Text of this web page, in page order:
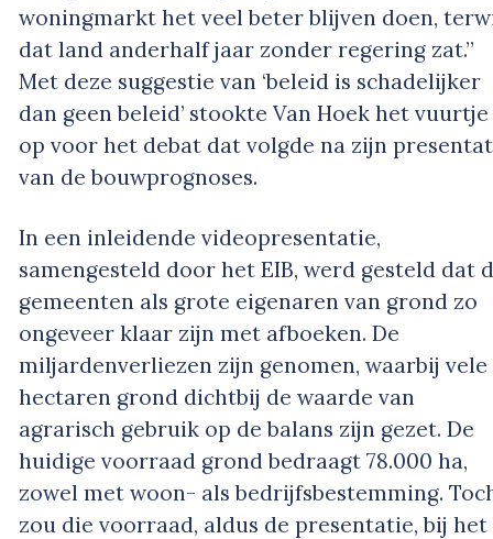
woningmarkt het veel beter blijven doen,
dat land anderhalf jaar zonder regering zat.”
Met deze suggestie van ‘beleid is schadelijker
dan geen beleid’ stookte Van Hoek het vuurtje
op voor het debat dat volgde na zijn
van de bouwprognoses.
In een inleidende videopresentatie,
samengesteld door het EIB, werd gesteld dat
gemeenten als grote eigenaren van grond zo
ongeveer klaar zijn met afboeken. De
miljardenverliezen zijn genomen, waarbij vele
hectaren grond dichtbij de waarde van
agrarisch gebruik op de balans zijn gezet. De
huidige voorraad grond bedraagt 78.000 ha,
zowel met woon- als bedrijfsbestemming.
zou die voorraad, aldus de presentatie, bij het